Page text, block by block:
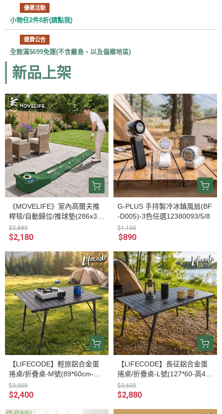
優惠活動
小物任2件8折(請點我)
運費公告
全館滿$699免運(不含離島、以及偏鄉地區)
新品上架
《MOVELIFE》室內高爾夫推
桿毯/自動歸位/推球墊(286x31c
m) 31000010
$2,880
$2,180
G-PLUS 手持製冷冰鎮風扇(BF
-D005)-3色任選12380093/5/8
$1,100
$890
【LIFECODE】輕旅鋁合金蛋
捲桌/折疊桌-M號(89*60cm-高4
0-65) 13310520
$3,000
$2,400
【LIFECODE】長征鋁合金蛋
捲桌/折疊桌-L號(127*60-高40-
65cm) 13310510
$3,600
$2,880